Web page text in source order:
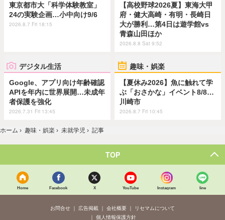
東京都市大「科学体験教室」
24の実験企画…小中向け9/6
2026.8.7 Fri 18:15
【高校野球2026夏】東海大甲
府・健大高崎・有明・長崎日
大が勝利…第4日は遊学館vs
青森山田ほか
2026.8.8 Sat 9:52
デジタル生活
Google、アプリ向け年齢確認
APIを年内に世界展開…未成年
者保護を強化
2026.7.31 Fri 13:45
趣味・娯楽
【夏休み2026】魚に触れて学
ぶ「おさかな」イベント8/8…
川崎市
2026.8.7 Fri 10:45
ホーム › 趣味・娯楽 › 未就学児 › 記事
TOP
Home Facebook X YouTube Instagram line
お問合せ 広告掲載 会社概要
リセマムについて
個人情報保護方針